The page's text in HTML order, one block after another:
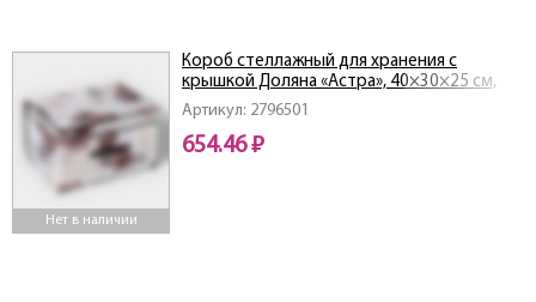
Нет в наличии
Артикул: 2796501
Короб стеллажный для хранения с
крышкой Доляна «Астра», 40×30×25 см,
цвет коричневый
654.46 ₽